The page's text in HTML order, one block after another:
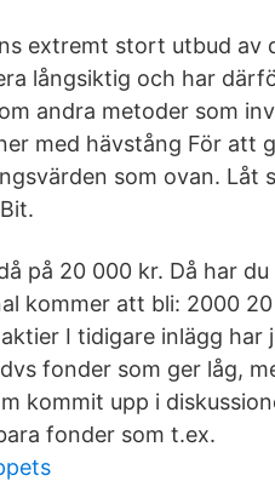
extremt stort utbud av
långsiktig och har
andra metoder som
med hävstång För att
som ovan. Låt
på 20 000 kr. Då har
kommer att bli: 2000
I tidigare inlägg
fonder som ger låg,
kommit upp i
fonder som t.ex.